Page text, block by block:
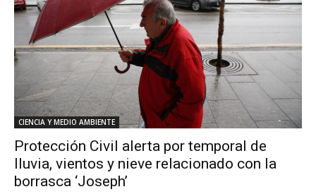
CIENCIA Y MEDIO AMBIENTE
Protección Civil alerta por temporal de
lluvia, vientos y nieve relacionado con la
borrasca ‘Joseph’